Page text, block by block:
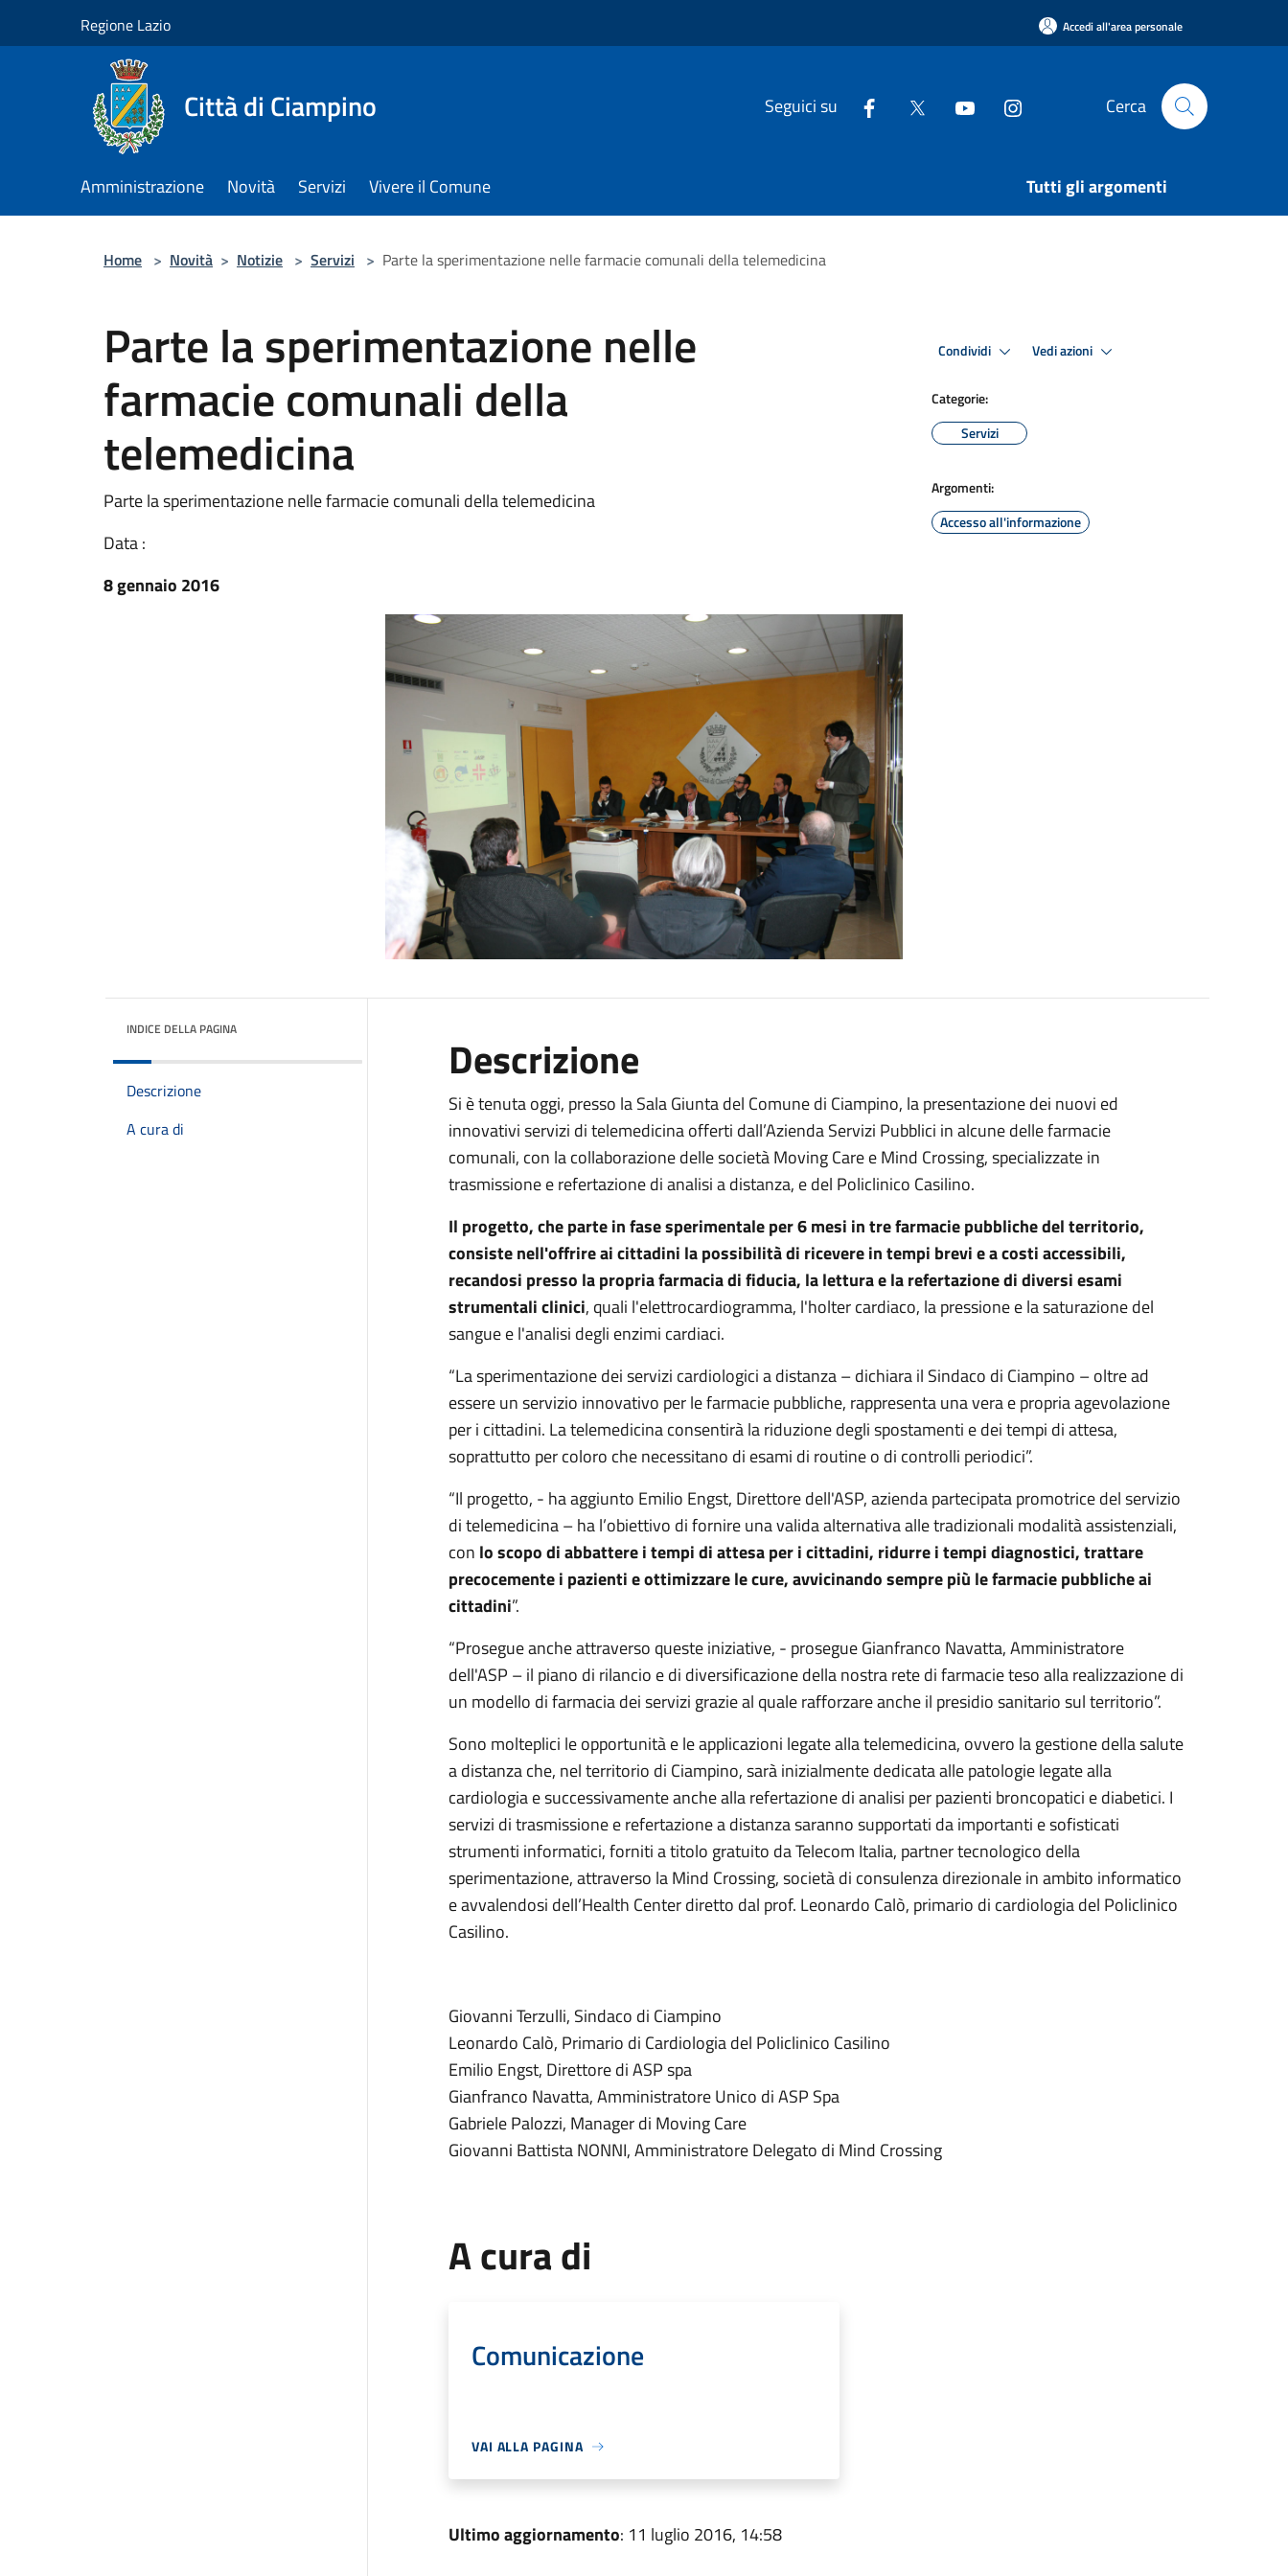
Regione Lazio Accedi all'area personale
Città di Ciampino Seguici su Cerca
Amministrazione Novità Servizi Vivere il Comune Tutti gli argomenti
Home > Novità > Notizie > Servizi > Parte la sperimentazione nelle farmacie comunali della telemedicina
Parte la sperimentazione nelle
farmacie comunali della
telemedicina
Parte la sperimentazione nelle farmacie comunali della telemedicina
Data :
8 gennaio 2016
Condividi Vedi azioni
Categorie:
Servizi
Argomenti:
Accesso all'informazione
INDICE DELLA PAGINA
Descrizione
A cura di
Descrizione
Si è tenuta oggi, presso la Sala Giunta del Comune di Ciampino, la presentazione dei nuovi ed
innovativi servizi di telemedicina offerti dall’Azienda Servizi Pubblici in alcune delle farmacie
comunali, con la collaborazione delle società Moving Care e Mind Crossing, specializzate in
trasmissione e refertazione di analisi a distanza, e del Policlinico Casilino.
Il progetto, che parte in fase sperimentale per 6 mesi in tre farmacie pubbliche del territorio,
consiste nell'offrire ai cittadini la possibilità di ricevere in tempi brevi e a costi accessibili,
recandosi presso la propria farmacia di fiducia, la lettura e la refertazione di diversi esami
strumentali clinici, quali l'elettrocardiogramma, l'holter cardiaco, la pressione e la saturazione del
sangue e l'analisi degli enzimi cardiaci.
“La sperimentazione dei servizi cardiologici a distanza – dichiara il Sindaco di Ciampino – oltre ad
essere un servizio innovativo per le farmacie pubbliche, rappresenta una vera e propria agevolazione
per i cittadini. La telemedicina consentirà la riduzione degli spostamenti e dei tempi di attesa,
soprattutto per coloro che necessitano di esami di routine o di controlli periodici”.
“Il progetto, - ha aggiunto Emilio Engst, Direttore dell'ASP, azienda partecipata promotrice del servizio
di telemedicina – ha l’obiettivo di fornire una valida alternativa alle tradizionali modalità assistenziali,
con lo scopo di abbattere i tempi di attesa per i cittadini, ridurre i tempi diagnostici, trattare
precocemente i pazienti e ottimizzare le cure, avvicinando sempre più le farmacie pubbliche ai
cittadini”.
“Prosegue anche attraverso queste iniziative, - prosegue Gianfranco Navatta, Amministratore
dell'ASP – il piano di rilancio e di diversificazione della nostra rete di farmacie teso alla realizzazione di
un modello di farmacia dei servizi grazie al quale rafforzare anche il presidio sanitario sul territorio”.
Sono molteplici le opportunità e le applicazioni legate alla telemedicina, ovvero la gestione della salute
a distanza che, nel territorio di Ciampino, sarà inizialmente dedicata alle patologie legate alla
cardiologia e successivamente anche alla refertazione di analisi per pazienti broncopatici e diabetici. I
servizi di trasmissione e refertazione a distanza saranno supportati da importanti e sofisticati
strumenti informatici, forniti a titolo gratuito da Telecom Italia, partner tecnologico della
sperimentazione, attraverso la Mind Crossing, società di consulenza direzionale in ambito informatico
e avvalendosi dell’Health Center diretto dal prof. Leonardo Calò, primario di cardiologia del Policlinico
Casilino.
Giovanni Terzulli, Sindaco di Ciampino
Leonardo Calò, Primario di Cardiologia del Policlinico Casilino
Emilio Engst, Direttore di ASP spa
Gianfranco Navatta, Amministratore Unico di ASP Spa
Gabriele Palozzi, Manager di Moving Care
Giovanni Battista NONNI, Amministratore Delegato di Mind Crossing
A cura di
Comunicazione
VAI ALLA PAGINA
Ultimo aggiornamento: 11 luglio 2016, 14:58